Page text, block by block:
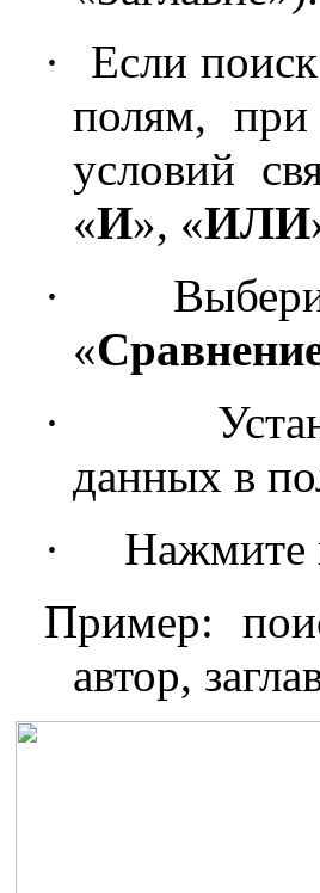
·
Если
полям, при
условий
«И», «ИЛИ
·
«
·
данных в
·
Нажмите
Пример:
автор,